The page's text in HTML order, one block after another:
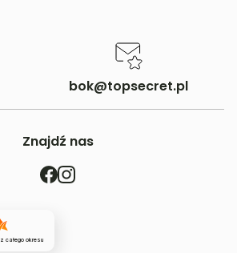
bok@topsecret.pl
Znajdź nas
z całego okresu